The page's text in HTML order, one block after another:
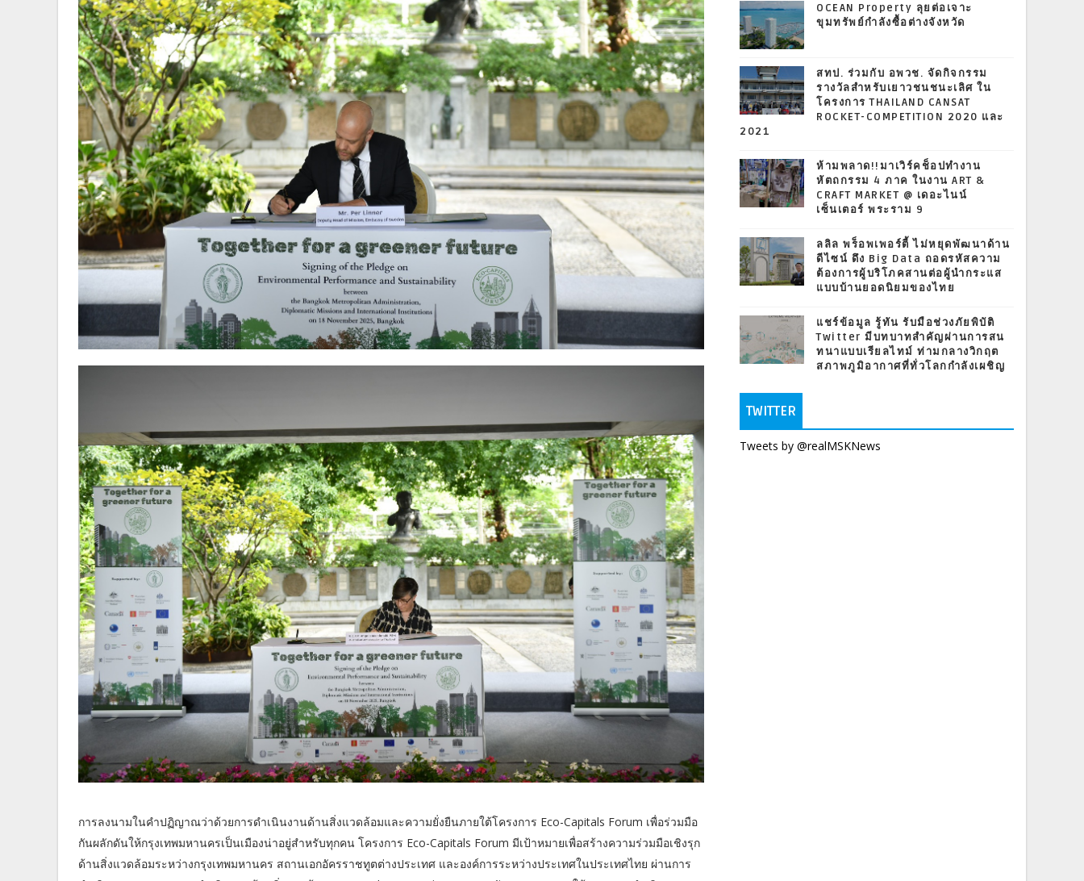
การลงนามในคำปฏิญาณว่าด้วยการดำเนินงานด้านสิ่งแวดล้อมและความยั่งยืนภายใต้โครงการ Eco-Capitals Forum เพื่อร่วมมือ
กันผลักดันให้กรุงเทพมหานครเป็นเมืองน่าอยู่สำหรับทุกคน โครงการ Eco-Capitals Forum มีเป้าหมายเพื่อสร้างความร่วมมือเชิงรุก
ด้านสิ่งแวดล้อมระหว่างกรุงเทพมหานคร สถานเอกอัครราชทูตต่างประเทศ และองค์การระหว่างประเทศในประเทศไทย ผ่านการ
OCEAN Property ลุยต่อเจาะ
ขุมทรัพย์กำลังซื้อต่างจังหวัด
สทป. ร่วมกับ อพวช. จัดกิจกรรม
รางวัลสำหรับเยาวชนชนะเลิศ ใน
โครงการ THAILAND CANSAT
ROCKET-COMPETITION 2020 และ
2021
ห้ามพลาด!!มาเวิร์คช็อปทำงาน
หัตถกรรม 4 ภาค ในงาน ART &
CRAFT MARKET @ เดอะไนน์
เซ็นเตอร์ พระราม 9
ลลิล พร็อพเพอร์ตี้ ไม่หยุดพัฒนาด้าน
ดีไซน์ ดึง Big Data ถอดรหัสความ
ต้องการผู้บริโภคสานต่อผู้นำกระแส
แบบบ้านยอดนิยมของไทย
แชร์ข้อมูล รู้ทัน รับมือช่วงภัยพิบัติ
Twitter มีบทบาทสำคัญผ่านการสน
ทนาแบบเรียลไทม์ ท่ามกลางวิกฤต
สภาพภูมิอากาศที่ทั่วโลกกำลังเผชิญ
TWITTER
Tweets by @realMSKNews